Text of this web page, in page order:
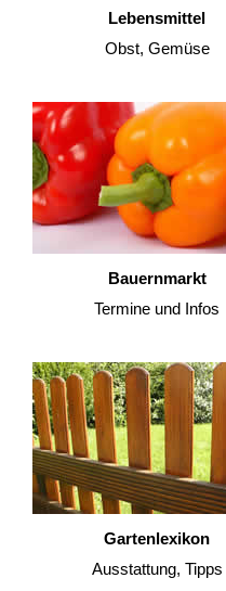
Lebensmittel
Obst, Gemüse
Bauernmarkt
Termine und Infos
Gartenlexikon
Ausstattung, Tipps